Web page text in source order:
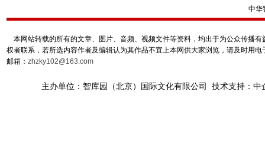
中华
本网站转载的所有的文章、图片、音频、视频文件等资料，均出于为公众传播
权者联系，若所选内容作者及编辑认为其作品不宜上本网供大家浏览，请及时用
邮箱： zhzky102@163.com
主办单位：智库园（北京）国际文化有限公司 技术支持：